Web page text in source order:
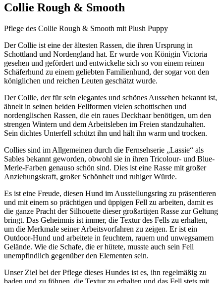
Collie Rough & Smooth
Pflege des Collie Rough & Smooth mit Plush Puppy
Der Collie ist eine der ältesten Rassen, die ihren Ursprung in
Schottland und Nordengland hat. Er wurde von Königin Victoria
gesehen und gefördert und entwickelte sich so von einem reinen
Schäferhund zu einem geliebten Familienhund, der sogar von den
königlichen und reichen Leuten geschätzt wurde.
Der Collie, der für sein elegantes und schönes Aussehen bekannt ist,
ähnelt in seinen beiden Fellformen vielen schottischen und
nordenglischen Rassen, die ein raues Deckhaar benötigen, um den
strengen Wintern und dem Arbeitsleben im Freien standzuhalten.
Sein dichtes Unterfell schützt ihn und hält ihn warm und trocken.
Collies sind im Allgemeinen durch die Fernsehserie „Lassie“ als
Sables bekannt geworden, obwohl sie in ihren Tricolour- und Blue-
Merle-Farben genauso schön sind. Dies ist eine Rasse mit großer
Anziehungskraft, großer Schönheit und ruhiger Würde.
Es ist eine Freude, diesen Hund im Ausstellungsring zu präsentieren
und mit einem so prächtigen und üppigen Fell zu arbeiten, damit es
die ganze Pracht der Silhouette dieser großartigen Rasse zur Geltung
bringt. Das Geheimnis ist immer, die Textur des Fells zu erhalten,
um die Merkmale seiner Arbeitsvorfahren zu zeigen. Er ist ein
Outdoor-Hund und arbeitete in feuchtem, rauem und unwegsamem
Gelände. Wie die Schafe, die er hütete, musste auch sein Fell
unempfindlich gegenüber den Elementen sein.
Unser Ziel bei der Pflege dieses Hundes ist es, ihn regelmäßig zu
baden und zu föhnen, die Textur zu erhalten und das Fell stets mit